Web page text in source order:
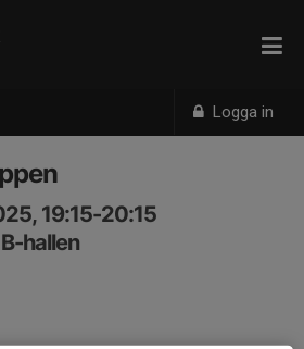
Logga in
19:15-20:15
hallen